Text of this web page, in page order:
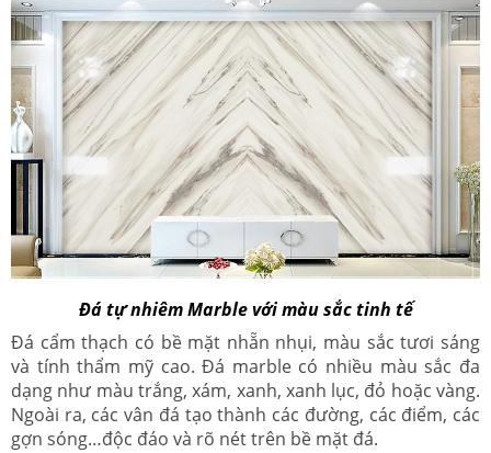
Đá tự nhiêm Marble với màu sắc tinh tế
Đá cẩm thạch có bề mặt nhẵn nhụi, màu sắc tươi sáng
và tính thẩm mỹ cao. Đá marble có nhiều màu sắc đa
dạng như màu trắng, xám, xanh, xanh lục, đỏ hoặc vàng.
Ngoài ra, các vân đá tạo thành các đường, các điểm, các
gợn sóng…độc đáo và rõ nét trên bề mặt đá.